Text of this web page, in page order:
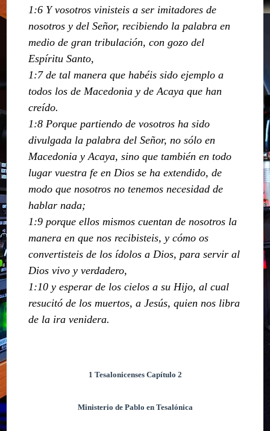
1:6 Y vosotros vinisteis a ser imitadores de
nosotros y del Señor, recibiendo la palabra en
medio de gran tribulación, con gozo del
Espíritu Santo,
1:7 de tal manera que habéis sido ejemplo a
todos los de Macedonia y de Acaya que han
creído.
1:8 Porque partiendo de vosotros ha sido
divulgada la palabra del Señor, no sólo en
Macedonia y Acaya, sino que también en todo
lugar vuestra fe en Dios se ha extendido, de
modo que nosotros no tenemos necesidad de
hablar nada;
1:9 porque ellos mismos cuentan de nosotros la
manera en que nos recibisteis, y cómo os
convertisteis de los ídolos a Dios, para servir al
Dios vivo y verdadero,
1:10 y esperar de los cielos a su Hijo, al cual
resucitó de los muertos, a Jesús, quien nos libra
de la ira venidera.
1 Tesalonicenses Capítulo 2
Ministerio de Pablo en Tesalónica